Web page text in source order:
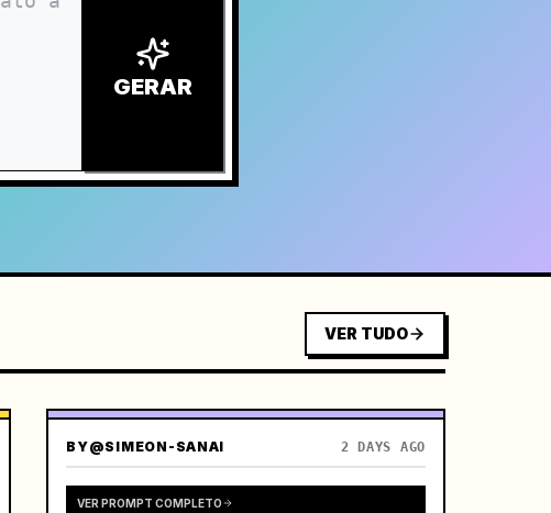
GERAR
VER TUDO
BY@SIMEON-SANAI 2 DAYS AGO
VER PROMPT COMPLETO